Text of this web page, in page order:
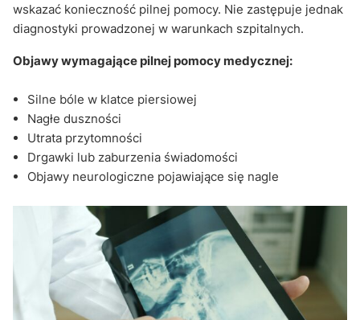
wskazać konieczność pilnej pomocy. Nie zastępuje jednak
diagnostyki prowadzonej w warunkach szpitalnych.
Objawy wymagające pilnej pomocy medycznej:
Silne bóle w klatce piersiowej
Nagłe duszności
Utrata przytomności
Drgawki lub zaburzenia świadomości
Objawy neurologiczne pojawiające się nagle